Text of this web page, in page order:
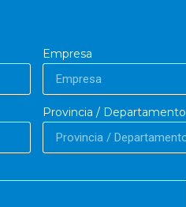
Empresa
Provincia / Departamento